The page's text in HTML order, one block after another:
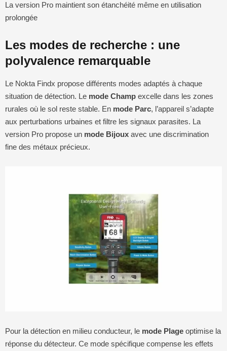
La version Pro maintient son étanchéité même en utilisation
prolongée
Les modes de recherche : une
polyvalence remarquable
Le Nokta Findx propose différents modes adaptés à chaque
situation de détection. Le mode Champ excelle dans les zones
rurales où le sol reste stable. En mode Parc, l’appareil s’adapte
aux perturbations urbaines et filtre les signaux parasites. La
version Pro propose un mode Bijoux avec une discrimination
fine des métaux précieux.
Pour la détection en milieu conducteur, le mode Plage optimise la
réponse du détecteur. Ce mode spécifique compense les effets